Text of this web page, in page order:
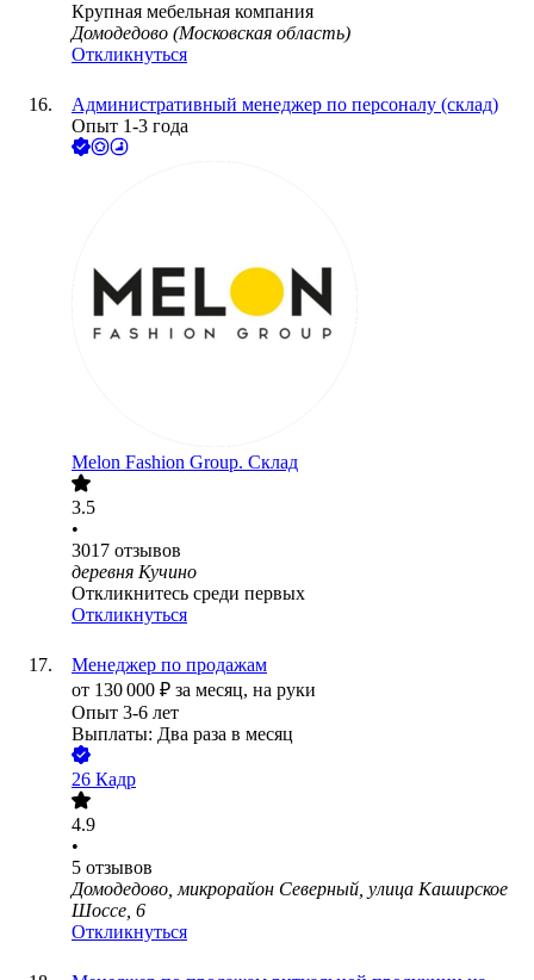
Крупная мебельная компания
Домодедово (Московская область)
Откликнуться
Административный менеджер по персоналу (склад)
Опыт 1-3 года
Melon Fashion Group. Склад
3.5
•
3017 отзывов
деревня Кучино
Откликнитесь среди первых
Откликнуться
Менеджер по продажам
от 130 000 ₽ за месяц, на руки
Опыт 3-6 лет
Выплаты: Два раза в месяц
26 Кадр
4.9
•
5 отзывов
Домодедово, микрорайон Северный, улица Каширское
Шоссе, 6
Откликнуться